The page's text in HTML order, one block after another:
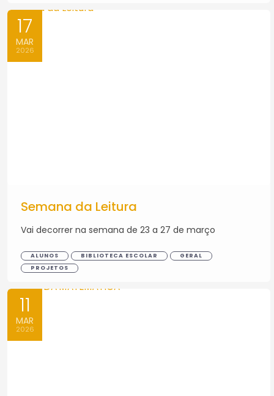
17
MAR
2026
Semana da Leitura
Vai decorrer na semana de 23 a 27 de março
ALUNOS BIBLIOTECA ESCOLAR
GERAL
PROJETOS
11
MAR
2026